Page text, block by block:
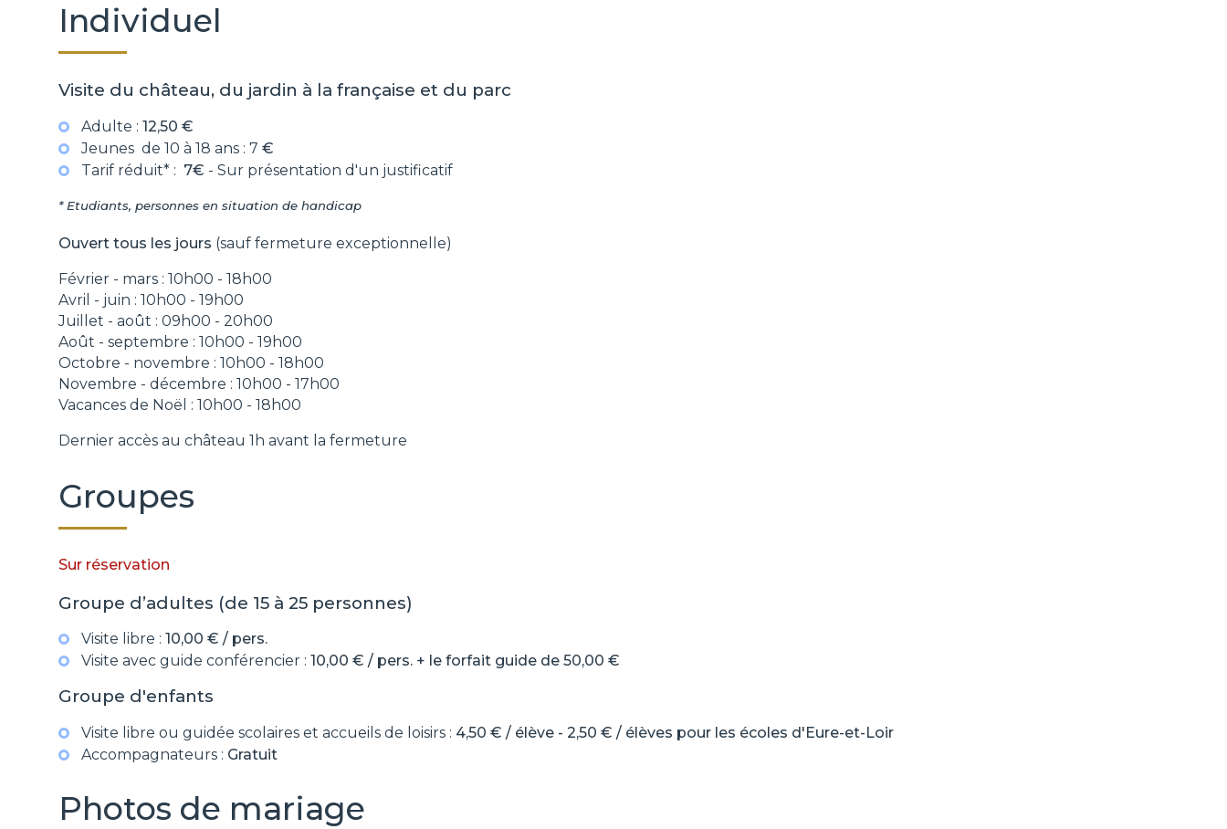
Individuel
Visite du château, du jardin à la française et du parc
Adulte : 12,50 €
Jeunes de 10 à 18 ans : 7 €
Tarif réduit* : 7€ - Sur présentation d'un justificatif
* Etudiants, personnes en situation de handicap
Ouvert tous les jours (sauf fermeture exceptionnelle)
Février - mars : 10h00 - 18h00
Avril - juin : 10h00 - 19h00
Juillet - août : 09h00 - 20h00
Août - septembre : 10h00 - 19h00
Octobre - novembre : 10h00 - 18h00
Novembre - décembre : 10h00 - 17h00
Vacances de Noël : 10h00 - 18h00
Dernier accès au château 1h avant la fermeture
Groupes
Sur réservation
Groupe d’adultes (de 15 à 25 personnes)
Visite libre : 10,00 € / pers.
Visite avec guide conférencier : 10,00 € / pers.+ le forfait guide de 50,00 €
Groupe d'enfants
Visite libre ou guidée scolaires et accueils de loisirs : 4,50 € / élève - 2,50 € / élèves pour les écoles d'Eure-et-Loir
Accompagnateurs : Gratuit
Photos de mariage